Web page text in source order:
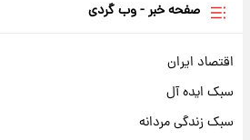
صفحه خبر - وب گردی
اقتصاد ایران
سبک ایده آل
سبک زندگی مردانه